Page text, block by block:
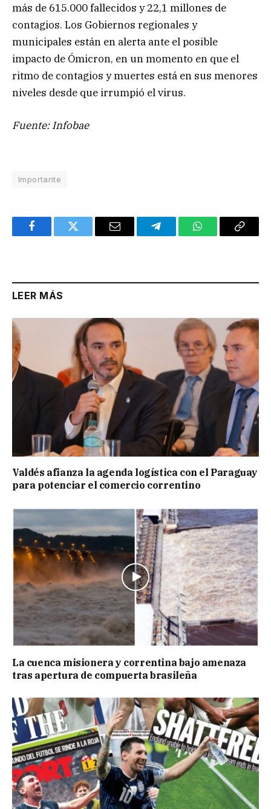
más de 615.000 fallecidos y 22,1 millones de
contagios. Los Gobiernos regionales y
municipales están en alerta ante el posible
impacto de Ómicron, en un momento en que el
ritmo de contagios y muertes está en sus menores
niveles desde que irrumpió el virus.
Fuente: Infobae
Importante
FacebookTwitter Email TelegramWhatsAppCopy
LEER MÁS
Valdés afianza la agenda logística con el Paraguay
para potenciar el comercio correntino
La cuenca misionera y correntina bajo amenaza
tras apertura de compuerta brasileña